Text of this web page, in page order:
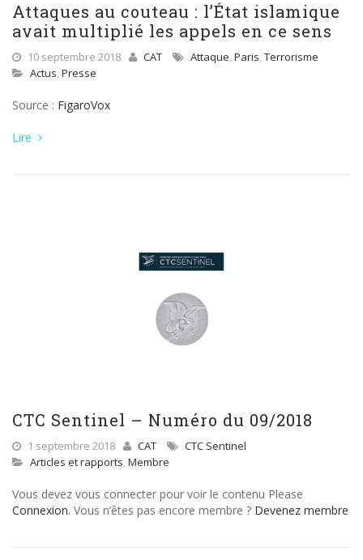
Attaques au couteau : l’État islamique
avait multiplié les appels en ce sens
10 septembre 2018 CAT Attaque, Paris, Terrorisme
Actus, Presse
Source : FigaroVox
Lire
CTC Sentinel – Numéro du 09/2018
1 septembre 2018 CAT
CTC Sentinel
Articles et rapports, Membre
Vous devez vous connecter pour voir le contenu Please
Connexion. Vous n’êtes pas encore membre ? Devenez membre